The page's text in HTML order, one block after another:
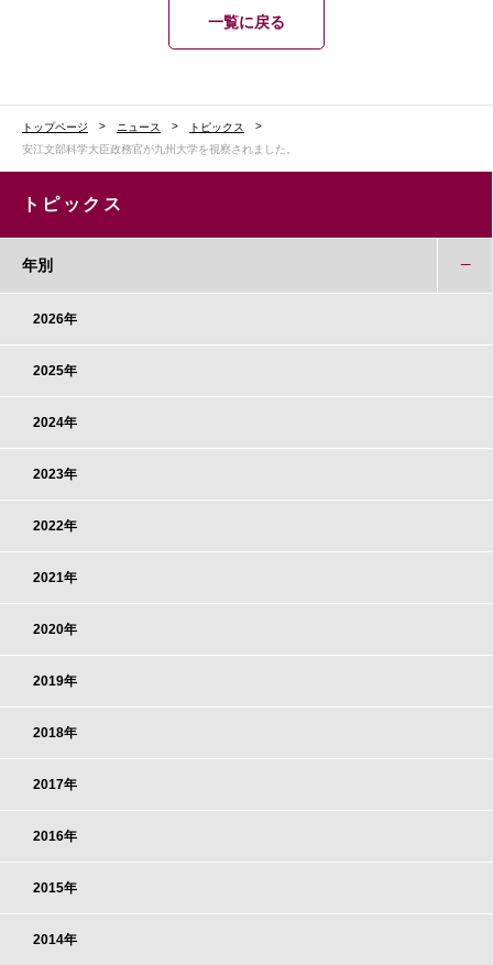
一覧に戻る
トップページ ニュース
トピックス
安江文部科学大臣政務官が九州大学を視察されました。
トピックス
年別
2026年
2025年
2024年
2023年
2022年
2021年
2020年
2019年
2018年
2017年
2016年
2015年
2014年